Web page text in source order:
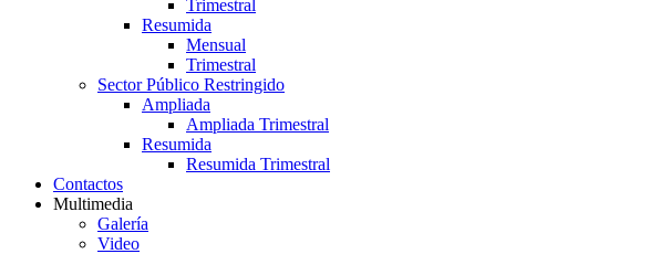
Trimestral
Resumida
Mensual
Trimestral
Sector Público Restringido
Ampliada
Ampliada Trimestral
Resumida
Resumida Trimestral
Contactos
Multimedia
Galería
Video